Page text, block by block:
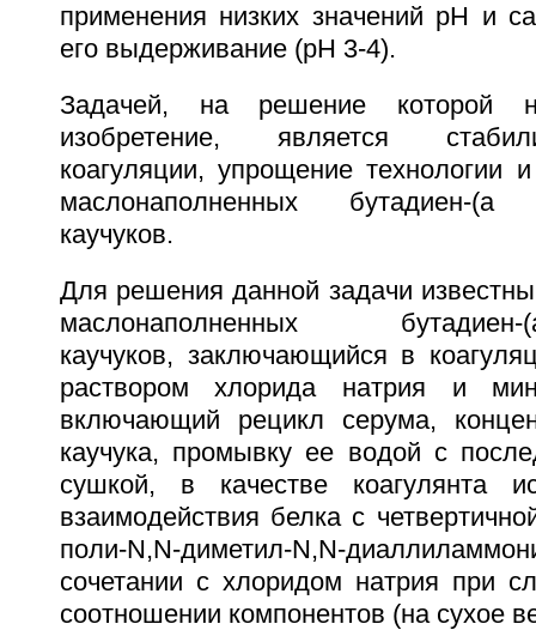
применения низких значений рН и
его выдерживание (рН 3-4).
Задачей, на решение которой
изобретение, является
коагуляции, упрощение технологии
маслонаполненных бутадиен-(a -
каучуков.
Для решения данной задачи
маслонаполненных бутадиен-(a-
каучуков, заключающийся в
раствором хлорида натрия и
включающий рецикл серума,
каучука, промывку ее водой с
сушкой, в качестве коагулянта
взаимодействия белка с
поли-N,N-диметил-N,N-
сочетании с хлоридом натрия при
соотношении компонентов (на сухое